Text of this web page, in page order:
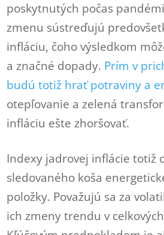
poskytnutých počas
zmenu sústreďujú
infláciu, čoho výsledkom
a značné dopady. Prím v
budú totiž hrať potraviny a
otepľovanie a zelená
infláciu ešte zhoršovať.
Indexy jadrovej inflácie totiž
sledovaného koša
položky. Považujú sa za
ich zmeny trendu v